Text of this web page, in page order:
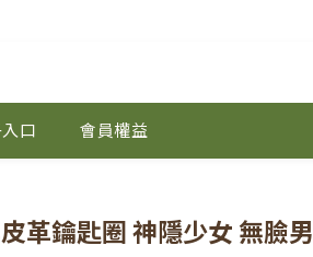
口 會員權益
革鑰匙圈 神隱少女 無臉男